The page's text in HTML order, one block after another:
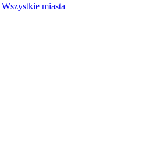
Wszystkie miasta